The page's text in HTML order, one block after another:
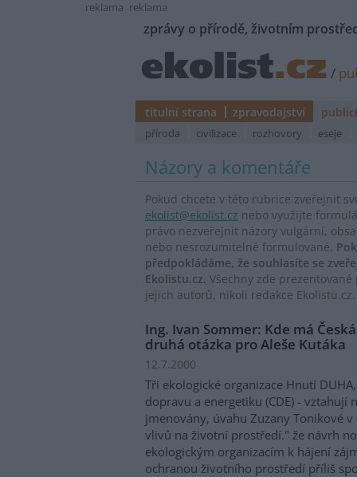
reklama reklama
zprávy o přírodě, životním
/
titulní strana zpravodajství
příroda civilizace rozhovory eseje
Názory a komentáře
Pokud chcete v této rubrice zveřejnit
ekolist@ekolist.cz nebo využijte
právo nezveřejnit názory vulgární,
nebo nesrozumitelně formulované.
předpokládáme, že souhlasíte se
Ekolistu.cz. Všechny zde
jejich autorů, nikoli redakce Ekolistu.cz.
Ing. Ivan Sommer: Kde má
druhá otázka pro Aleše Kutáka
12.7.2000
Tři ekologické organizace Hnutí
dopravu a energetiku (CDE) - vztahují
jmenovány, úvahu Zuzany Tonikové v
vlivů na životní prostředí." že návrh
ekologickým organizacím k hájení
ochranou životního prostředí příliš